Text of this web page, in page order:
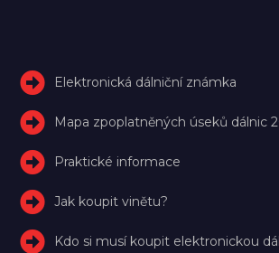
Elektronická dálniční známka
Mapa zpoplatněných úseků dálnic
Praktické informace
Jak koupit vinětu?
Kdo si musí koupit elektronickou